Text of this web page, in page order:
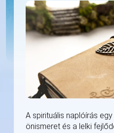
A spirituális naplóírás
önismeret és a lelki